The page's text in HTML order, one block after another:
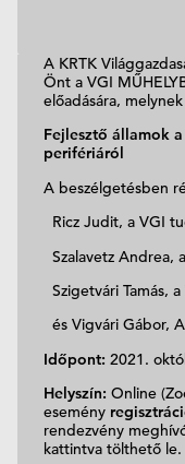
A KRTK
Önt a VGI
előadására,
Fejlesztő államok
perifériáról
A beszélgetésben
Ricz Judit, a VGI
Szalavetz Andrea,
Szigetvári Tamás,
és Vigvári Gábor,
Időpont: 2021.
Helyszín: Online
esemény
rendezvény
kattintva tölthető le.